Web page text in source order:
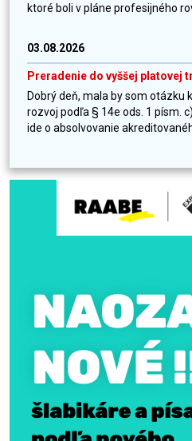
ktoré boli v pláne profesijného
03.08.2026
Preradenie do vyššej platovej
Dobrý deň, mala by som otázku
rozvoj podľa § 14e ods. 1 písm.
ide o absolvovanie